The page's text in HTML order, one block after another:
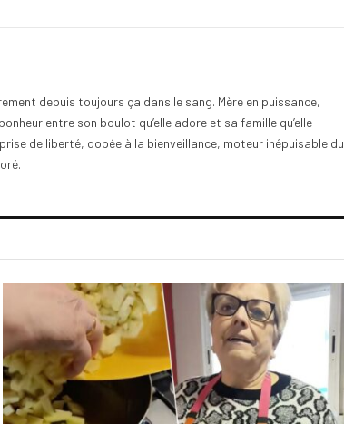
depuis toujours ça dans le sang. Mère en puissance,
entre son boulot qu’elle adore et sa famille qu’elle
de liberté, dopée à la bienveillance, moteur inépuisable du